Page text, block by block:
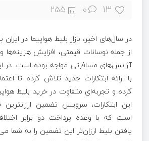
13
0
255
در سال‌های اخیر، بازار بلیط هواپیما در
از جمله نوسانات قیمتی، افزایش
آژانس‌های مسافرتی مواجه بوده است. در
با ارائه ابتکارات جدید تلاش کرده‌ تا
کرده و تجربه‌ای متفاوت در خرید بلیط
این ابتکارات، سرویس تضمین ارزانترین
است که با وعده پرداخت دو برابر
یافتن بلیط ارزان‌تر این تضمین را به شما